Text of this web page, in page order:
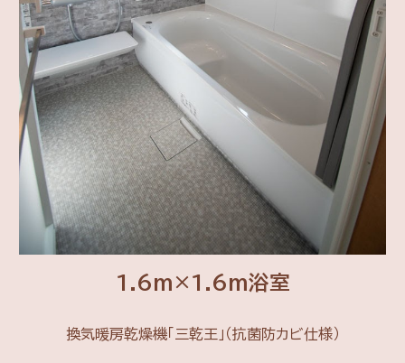
1.6m×1.6m浴室
換気暖房乾燥機「三乾王」（抗菌防カビ仕様）